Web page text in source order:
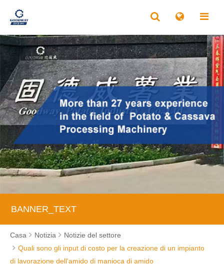
BANNER_TEXT
Casa Notizia
Notizie del settore
Quali sono gli input di costo per la creazione di un impianto
di lavorazione dell'amido di manioca di amido